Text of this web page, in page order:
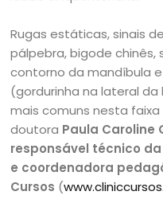
Rugas estáticas, sinais
pálpebra, bigode chinês,
contorno da mandíbula
(gordurinha na lateral da
mais comuns nesta
doutora Paula Caroline
responsável técnico
e coordenadora
Cursos (